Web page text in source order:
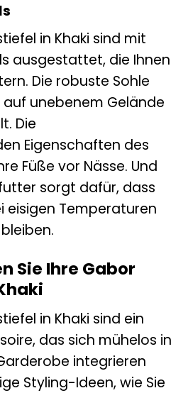
in Khaki sind mit
ausgestattet, die Ihnen
Die robuste Sohle
unebenem Gelände
Die
Eigenschaften des
Füße vor Nässe. Und
sorgt dafür, dass
eisigen Temperaturen
Sie Ihre Gabor
in Khaki sind ein
das sich mühelos in
integrieren
Styling-Ideen, wie Sie